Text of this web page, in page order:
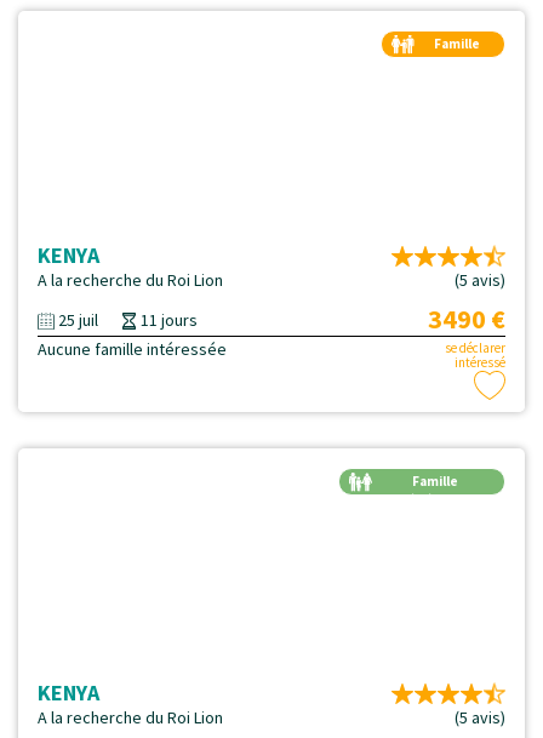
Famille
KENYA
A la recherche du Roi Lion
(5 avis)
25 juil
11 jours 3490 €
Aucune famille intéressée
se déclarer
intéressé
Famille
KENYA
A la recherche du Roi Lion
(5 avis)